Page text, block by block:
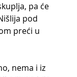
pa će
pod
preći u
nema i iz